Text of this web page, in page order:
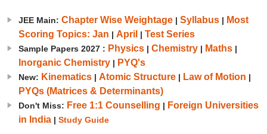
JEE Main: Chapter Wise Weightage| Syllabus| Most
Scoring Topics: Jan | April | Test Series
Sample Papers 2027 : Physics| Chemistry| Maths|
Inorganic Chemistry| PYQ's
New: Kinematics| Atomic Structure| Law of Motion |
PYQs (Matrices & Determinants)
Don't Miss: Free 1:1 Counselling | Foreign Universities
in India| Study Guide